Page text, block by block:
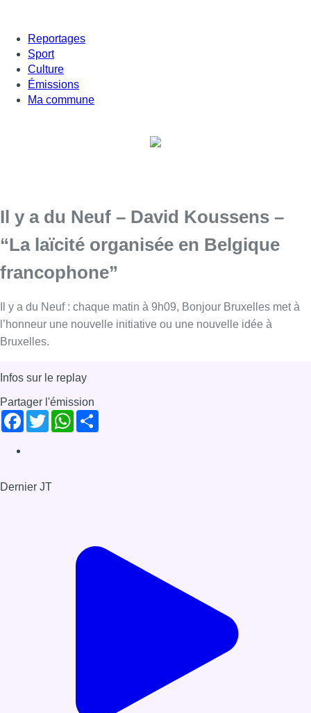
Reportages
Sport
Culture
Émissions
Ma commune
Il y a du Neuf – David Koussens –
“La laïcité organisée en Belgique
francophone”
Il y a du Neuf : chaque matin à 9h09, Bonjour Bruxelles met à
l’honneur une nouvelle initiative ou une nouvelle idée à
Bruxelles.
Infos sur le replay
Partager l'émission
Facebook
TwitterWhatsApp
Dernier JT